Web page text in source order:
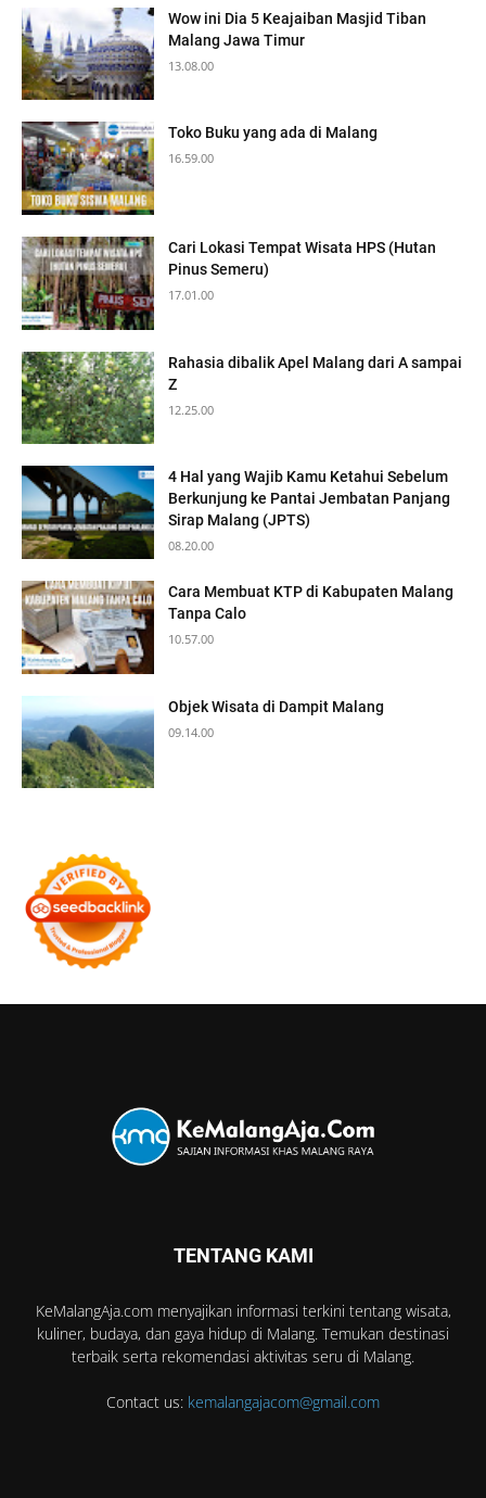
Wow ini Dia 5 Keajaiban Masjid Tiban
Malang Jawa Timur
13.08.00
Toko Buku yang ada di Malang
16.59.00
Cari Lokasi Tempat Wisata HPS (Hutan
Pinus Semeru)
17.01.00
Rahasia dibalik Apel Malang dari A sampai
Z
12.25.00
4 Hal yang Wajib Kamu Ketahui Sebelum
Berkunjung ke Pantai Jembatan Panjang
Sirap Malang (JPTS)
08.20.00
Cara Membuat KTP di Kabupaten Malang
Tanpa Calo
10.57.00
Objek Wisata di Dampit Malang
09.14.00
TENTANG KAMI
KeMalangAja.com menyajikan informasi terkini tentang wisata,
kuliner, budaya, dan gaya hidup di Malang. Temukan destinasi
terbaik serta rekomendasi aktivitas seru di Malang.
Contact us: kemalangajacom@gmail.com